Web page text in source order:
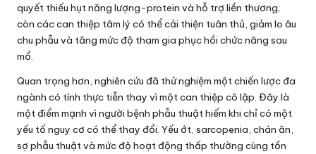
quyết thiếu hụt năng lượng-protein và hỗ trợ liền thương;
còn các can thiệp tâm lý có thể cải thiện tuân thủ, giảm lo âu
chu phẫu và tăng mức độ tham gia phục hồi chức năng sau
mổ.
Quan trọng hơn, nghiên cứu đã thử nghiệm một chiến lược đa
ngành có tính thực tiễn thay vì một can thiệp cô lập. Đây là
một điểm mạnh vì người bệnh phẫu thuật hiếm khi chỉ có một
yếu tố nguy cơ có thể thay đổi. Yếu ớt, sarcopenia, chán ăn,
sợ phẫu thuật và mức độ hoạt động thấp thường cùng tồn